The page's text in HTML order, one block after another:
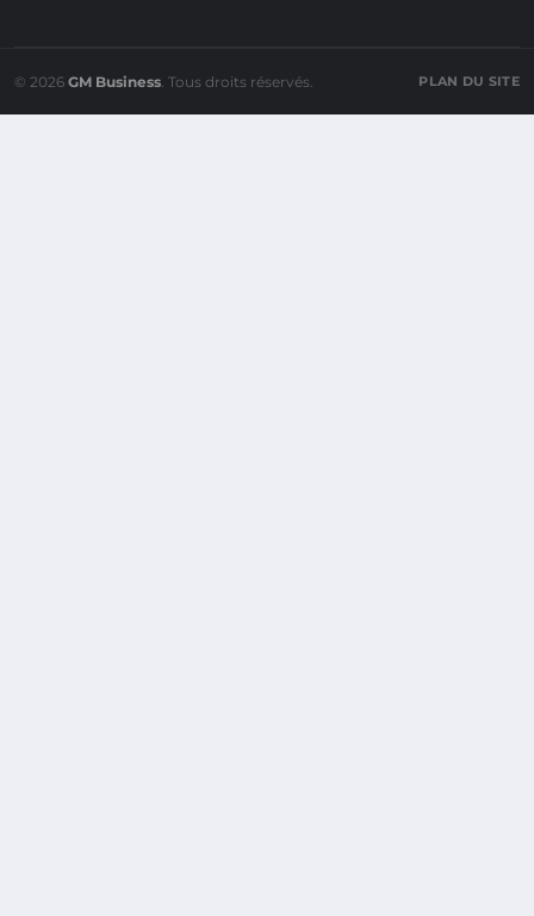
© 2026 GM Business. Tous droits réservés. PLAN DU SITE